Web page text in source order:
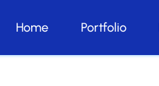
Home Portfolio